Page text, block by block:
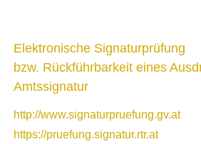
Elektronische Signaturprüfung
bzw. Rückführbarkeit eines
Amtssignatur
http://www.signaturpruefung.gv.at
https://pruefung.signatur.rtr.at